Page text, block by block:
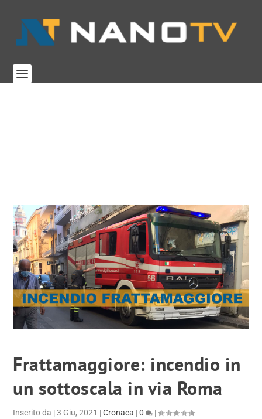
Frattamaggiore: incendio in
un sottoscala in via Roma
Inserito da |3 Giu, 2021 |Cronaca |0 |